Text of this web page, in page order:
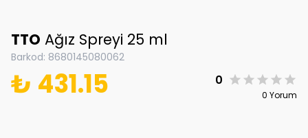
TTO Ağız Spreyi 25 ml
Barkod: 8680145080062
₺ 431.15 0
0 Yorum